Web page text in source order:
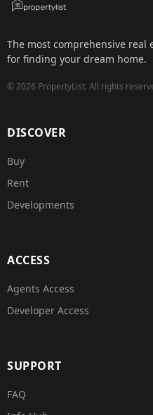
The most comprehensive real
for finding your dream home.
©2026 PropertyList. All rights
DISCOVER
Buy
Rent
Developments
ACCESS
Agents Access
Developer Access
SUPPORT
FAQ